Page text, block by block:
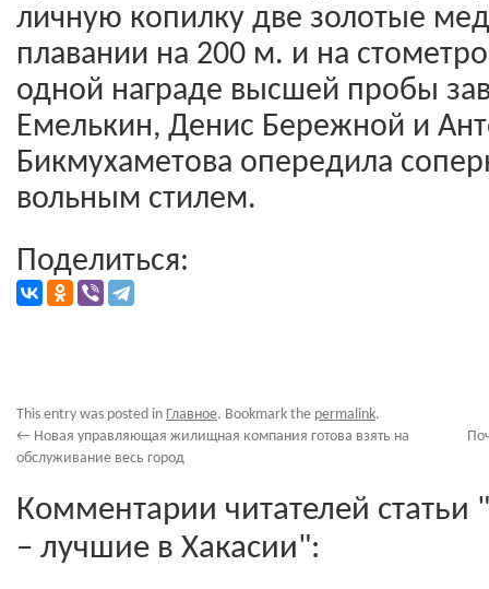
личную копилку две золотые
плавании на 200 м. и на
одной награде высшей пробы
Емелькин, Денис Бережной и
Бикмухаметова опередила
вольным стилем.
Поделиться:
This entry was posted in Главное. Bookmark the permalink.
← Новая управляющая жилищная компания готова взять на
обслуживание весь город
Комментарии читателей статьи
– лучшие в Хакасии":